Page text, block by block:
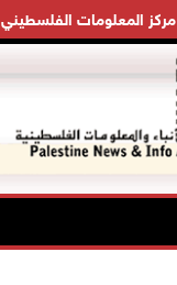
مركز المعلومات الفلسطيني